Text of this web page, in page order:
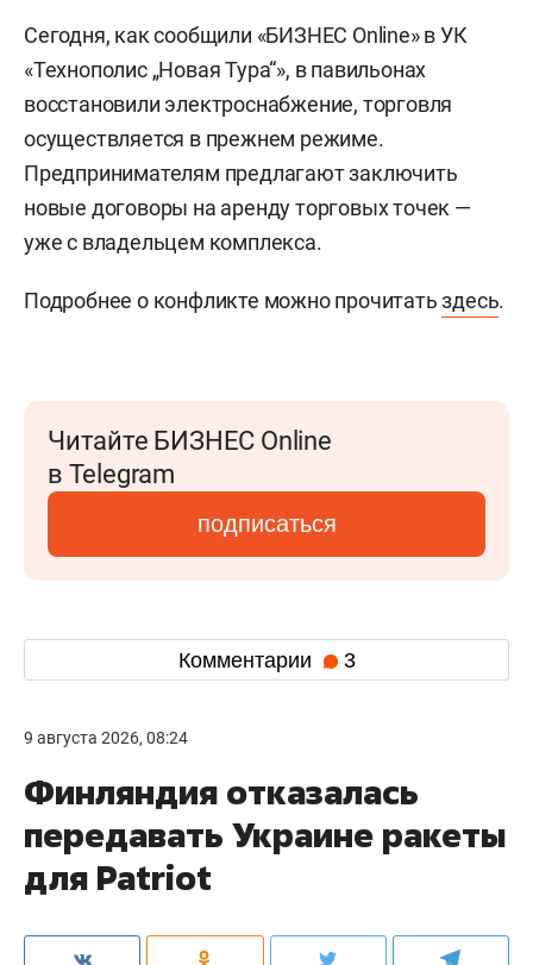
Сегодня, как сообщили «БИЗНЕС Online» в УК
«Технополис „Новая Тура“», в павильонах
восстановили электроснабжение, торговля
осуществляется в прежнем режиме.
Предпринимателям предлагают заключить
новые договоры на аренду торговых точек —
уже с владельцем комплекса.
Подробнее о конфликте можно прочитатьздесь.
Читайте БИЗНЕС Online
в Telegram
подписаться
Комментарии 3
9 августа 2026, 08:24
Финляндия отказалась
передавать Украине ракеты
для Patriot